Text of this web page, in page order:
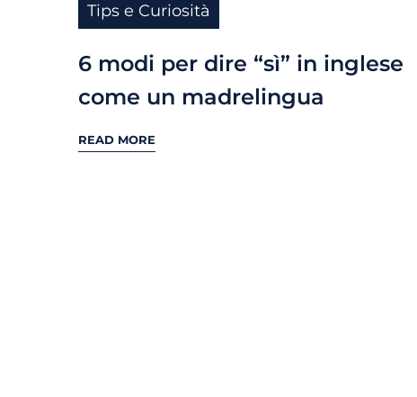
Tips e Curiosità
6 modi per dire “sì” in inglese
come un madrelingua
READ MORE